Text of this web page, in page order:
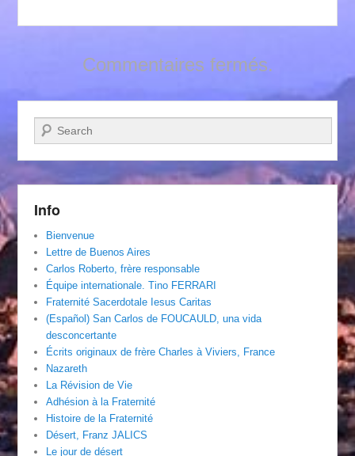
Commentaires fermés.
Recherche
Info
Bienvenue
Lettre de Buenos Aires
Carlos Roberto, frère responsable
Équipe internationale. Tino FERRARI
Fraternité Sacerdotale Iesus Caritas
(Español) San Carlos de FOUCAULD, una vida
desconcertante
Écrits originaux de frère Charles à Viviers, France
Nazareth
La Révision de Vie
Adhésion à la Fraternité
Histoire de la Fraternité
Désert, Franz JALICS
Le jour de désert